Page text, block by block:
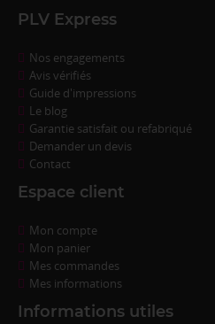
PLV Express
Nos engagements
Avis vérifiés
Guide d'impressions
Le blog
Garantie satisfait ou refabriqué
Demander un devis
Contact
Espace client
Mon compte
Mon panier
Mes commandes
Mes informations
Informations utiles